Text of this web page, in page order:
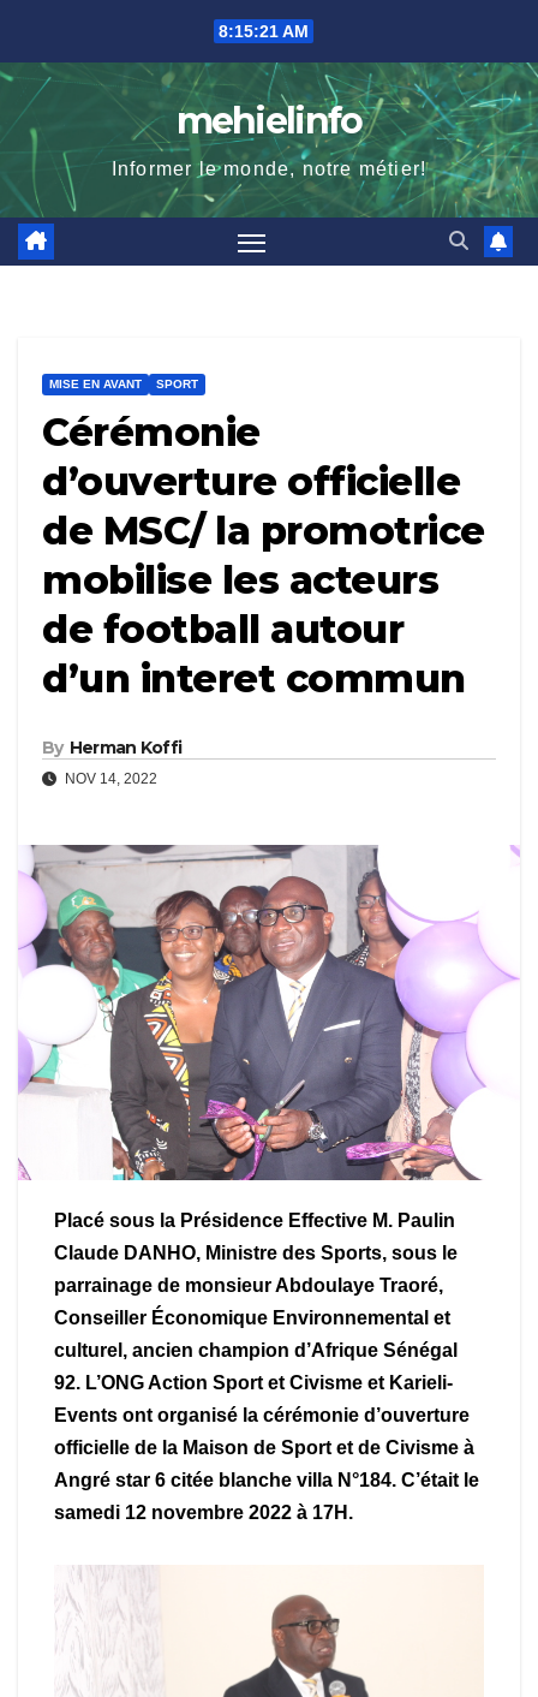
content
8:15:23 AM
mehielinfo
Informer le monde, notre métier!
MISE EN AVANT SPORT
Cérémonie
d’ouverture officielle
de MSC/ la promotrice
mobilise les acteurs
de football autour
d’un interet commun
By Herman Koffi
NOV 14, 2022
Placé sous la Présidence Effective M. Paulin
Claude DANHO, Ministre des Sports, sous le
parrainage de monsieur Abdoulaye Traoré,
Conseiller Économique Environnemental et
culturel, ancien champion d’Afrique Sénégal
92. L’ONG Action Sport et Civisme et Karieli-
Events ont organisé la cérémonie d’ouverture
officielle de la Maison de Sport et de Civisme à
Angré star 6 citée blanche villa N°184. C’était le
samedi 12 novembre 2022 à 17H.